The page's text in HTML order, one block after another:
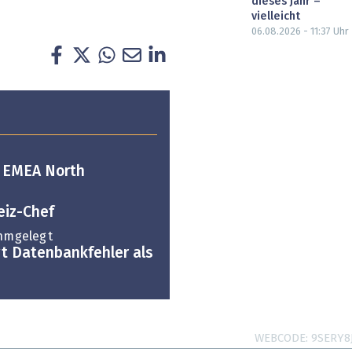
North
Chef
Datenbankfehler als
vielleicht
06.08.2026 - 11:37 Uhr
WEBCODE